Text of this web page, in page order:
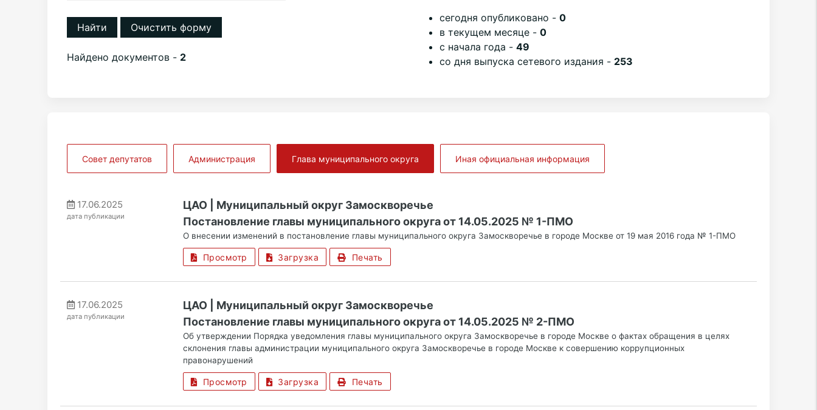
Найти Очистить форму
Найдено документов - 2
cегодня опубликовано -0
в текущем месяце -0
с начала года -49
со дня выпуска сетевого издания - 253
Совет депутатов Администрация Глава муниципального округа Иная официальная информация
17.06.2025
дата публикации
ЦАО | Муниципальный округ Замоскворечье
Постановление главы муниципального округа от 14.05.2025 № 1-ПМО
О внесении изменений в постановление главы муниципального округа Замоскворечье в городе Москве от 19 мая 2016 года № 1-ПМО
Просмотр Загрузка Печать
17.06.2025
дата публикации
ЦАО | Муниципальный округ Замоскворечье
Постановление главы муниципального округа от 14.05.2025 № 2-ПМО
Об утверждении Порядка уведомления главы муниципального округа Замоскворечье в городе Москве о фактах обращения в целях
склонения главы администрации муниципального округа Замоскворечье в городе Москве к совершению коррупционных
правонарушений
Просмотр Загрузка Печать